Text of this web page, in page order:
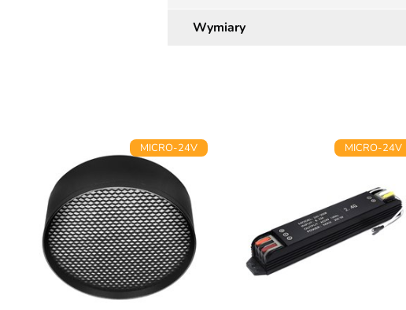
Wymiary
MICRO-24V MICRO-24V